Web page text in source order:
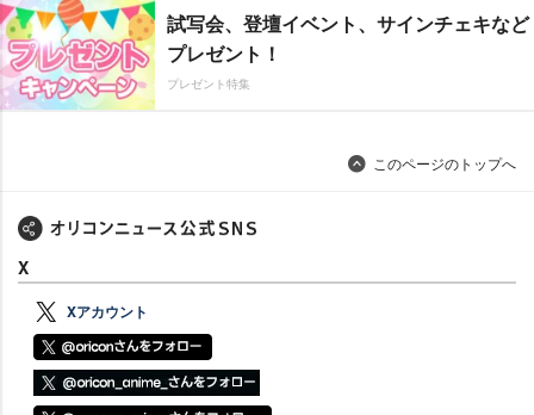
試写会、登壇イベント、サインチェキなど
プレゼント！
プレゼント特集
このページのトップへ
X
Xアカウント